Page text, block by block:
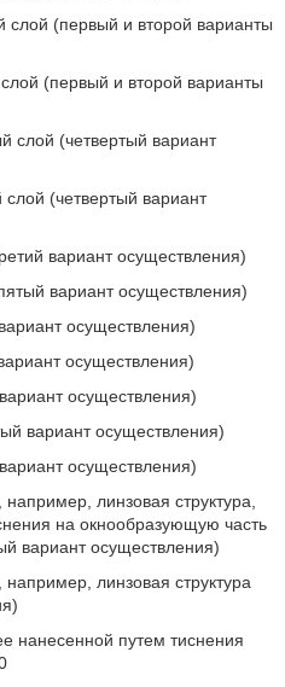
(первый и второй варианты
(первый и второй варианты
слой (четвертый вариант
(четвертый вариант
вариант осуществления)
вариант осуществления)
осуществления)
осуществления)
осуществления)
вариант осуществления)
осуществления)
линзовая структура,
на окнообразующую часть
вариант осуществления)
например, линзовая структура
нанесенной путем тиснения